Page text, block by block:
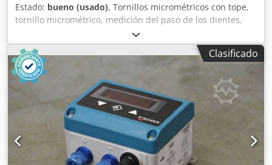
Estado: bueno (usado), Tornillos micrométricos con tope,
tornillo micrométrico, medición del paso de los dientes,
superficies de medición con forma de disco. -Rango de
medición: 25-200 mm -Una vuelta del tambor equivale a:
0,5 mm -Con dispositivo de bloqueo -Grandes superficies
de medición -Fuerza de medición: trinquete Cjdpfx Alob A
Sx Uoxjha -Incluye estuche -Calibración -Protector de
manos -Llave -También disponibles otros tamaños -Peso: 5
kg
Clasificado